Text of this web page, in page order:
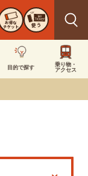
お得な
チケット 使う
目的で探す
乗り物・
アクセス